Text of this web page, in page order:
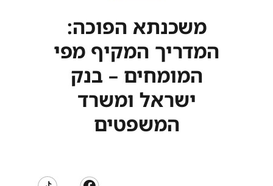
משכנתא הפוכה:
המדריך המקיף מפי
המומחים – בנק
ישראל ומשרד
המשפטים